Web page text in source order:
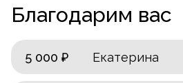
Благодарим вас
5 000 ₽ Екатерина